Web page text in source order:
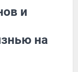
и
на